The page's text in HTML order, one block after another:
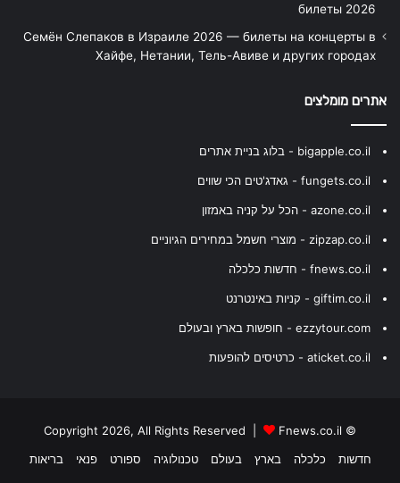
билеты 2026
Семён Слепаков в Израиле 2026 — билеты на концерты в
Хайфе, Нетании, Тель-Авиве и других городах
אתרים מומלצים
bigapple.co.il - בלוג בניית אתרים
fungets.co.il - גאדג'טים הכי שווים
azone.co.il - הכל על קניה באמזון
zipzap.co.il - מוצרי חשמל במחירים הגיוניים
fnews.co.il - חדשות כלכלה
giftim.co.il - קניות באינטרנט
ezzytour.com - חופשות בארץ ובעולם
aticket.co.il - כרטיסים להופעות
© Copyright 2026, All Rights Reserved |
Fnews.co.il
חדשות
כלכלה בארץ בעולם טכנולוגיה ספורט פנאי בריאות